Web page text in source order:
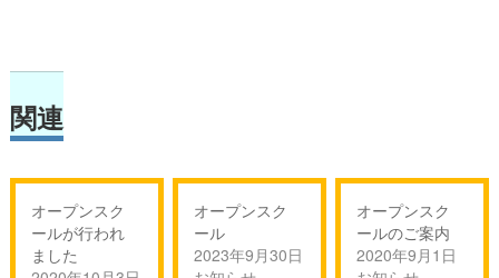
関連
オープンスク
ールが行われ
ました
オープンスク
ール
2023年9月30日
オープンスク
ールのご案内
2020年9月1日